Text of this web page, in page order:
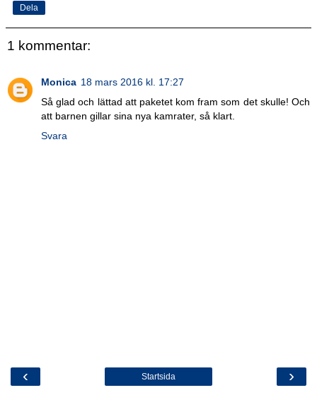
Dela
1 kommentar:
Monica 18 mars 2016 kl. 17:27
Så glad och lättad att paketet kom fram som det skulle! Och
att barnen gillar sina nya kamrater, så klart.
Svara
‹ ›
Startsida